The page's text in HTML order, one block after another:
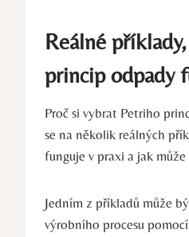
Reálné
princip ⁤odpady
Proč⁤ si ‌vybrat Petriho
se⁣ na několik reálných
funguje v‌ praxi a jak
Jedním z⁤ příkladů‌ může
výrobního procesu⁢